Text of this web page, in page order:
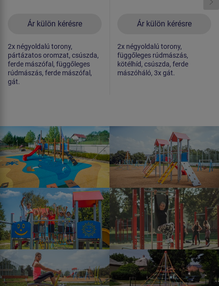
Ár külön kérésre
2x négyoldalú torony,
pártázatos oromzat, csúszda,
ferde mászófal, függőleges
rúdmászás, ferde mászófal,
gát.
Ár külön kérésre
2x négyoldalú torony,
függőleges rúdmászás,
kötélhíd, csúszda, ferde
mászóháló, 3x gát.